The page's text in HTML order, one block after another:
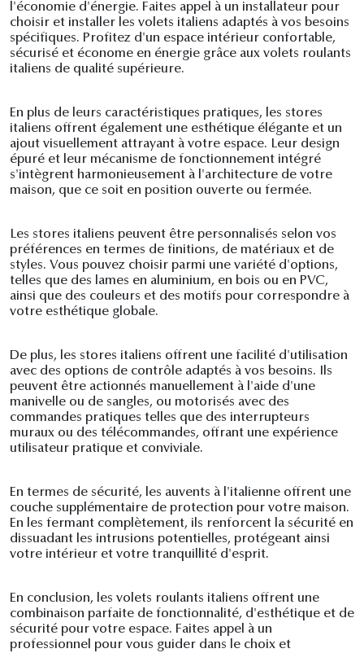
l'économie d'énergie. Faites appel à un installateur pour
choisir et installer les volets italiens adaptés à vos besoins
spécifiques. Profitez d'un espace intérieur confortable,
sécurisé et économe en énergie grâce aux volets roulants
italiens de qualité supérieure.
En plus de leurs caractéristiques pratiques, les stores
italiens offrent également une esthétique élégante et un
ajout visuellement attrayant à votre espace. Leur design
épuré et leur mécanisme de fonctionnement intégré
s'intègrent harmonieusement à l'architecture de votre
maison, que ce soit en position ouverte ou fermée.
Les stores italiens peuvent être personnalisés selon vos
préférences en termes de finitions, de matériaux et de
styles. Vous pouvez choisir parmi une variété d'options,
telles que des lames en aluminium, en bois ou en PVC,
ainsi que des couleurs et des motifs pour correspondre à
votre esthétique globale.
De plus, les stores italiens offrent une facilité d'utilisation
avec des options de contrôle adaptés à vos besoins. Ils
peuvent être actionnés manuellement à l'aide d'une
manivelle ou de sangles, ou motorisés avec des
commandes pratiques telles que des interrupteurs
muraux ou des télécommandes, offrant une expérience
utilisateur pratique et conviviale.
En termes de sécurité, les auvents à l'italienne offrent une
couche supplémentaire de protection pour votre maison.
En les fermant complètement, ils renforcent la sécurité en
dissuadant les intrusions potentielles, protégeant ainsi
votre intérieur et votre tranquillité d'esprit.
En conclusion, les volets roulants italiens offrent une
combinaison parfaite de fonctionnalité, d'esthétique et de
sécurité pour votre espace. Faites appel à un
professionnel pour vous guider dans le choix et